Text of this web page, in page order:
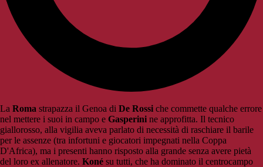
La Roma strapazza il Genoa di De Rossi che commette qualche errore
nel mettere i suoi in campo e Gasperini ne approfitta. Il tecnico
giallorosso, alla vigilia aveva parlato di necessità di raschiare il barile
per le assenze (tra infortuni e giocatori impegnati nella Coppa
D'Africa), ma i presenti hanno risposto alla grande senza avere pietà
del loro ex allenatore. Koné su tutti, che ha dominato il centrocampo